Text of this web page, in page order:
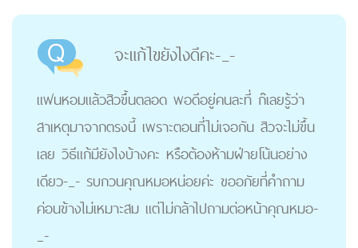
จะแก้ไขยังไงดีคะ-_-
แฟนหอมแล้วสิวขึ้นตลอด พอดีอยู่คนละที่ ก๊เลยรู้ว่า
สาเหตุมาจากตรงนี้ เพราะตอนที่ไม่เจอกัน สิวจะไม่ขึ้น
เลย วิธีแก้มียังไงบ้างคะ หรือต้องห้ามฝ่ายโน้นอย่าง
เดียว-_- รบกวนคุณหมอหน่อยค่ะ ขออภัยที่คำถาม
ค่อนข้างไม่เหมาะสม แต่ไม่กล้าไปถามต่อหน้าคุณหมอ-
_-